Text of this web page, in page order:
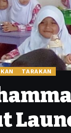
TARAKAN